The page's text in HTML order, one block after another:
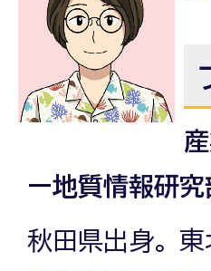
ー地質情報研
秋田県出身。